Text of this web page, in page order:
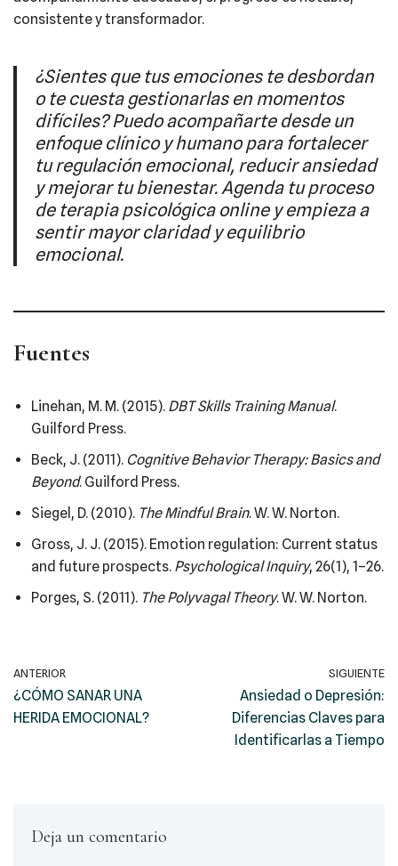
consistente y transformador.
¿Sientes que tus emociones te desbordan
o te cuesta gestionarlas en momentos
difíciles? Puedo acompañarte desde un
enfoque clínico y humano para fortalecer
tu regulación emocional, reducir ansiedad
y mejorar tu bienestar. Agenda tu proceso
de terapia psicológica online y empieza a
sentir mayor claridad y equilibrio
emocional.
Fuentes
Linehan, M. M. (2015). DBT Skills Training Manual.
Guilford Press.
Beck, J. (2011). Cognitive Behavior Therapy: Basics and
Beyond. Guilford Press.
Siegel, D. (2010). The Mindful Brain. W. W. Norton.
Gross, J. J. (2015). Emotion regulation: Current status
and future prospects. Psychological Inquiry, 26(1), 1–26.
Porges, S. (2011). The Polyvagal Theory. W. W. Norton.
ANTERIOR
¿CÓMO SANAR UNA
HERIDA EMOCIONAL?
SIGUIENTE
Ansiedad o Depresión:
Diferencias Claves para
Identificarlas a Tiempo
Deja un comentario